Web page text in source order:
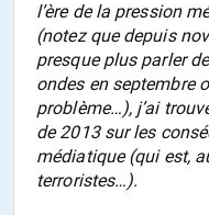
l’ère de la pression
(notez que depuis
presque plus parler
ondes en septembre
problème…), j’ai
de 2013 sur les
médiatique (qui est,
terroristes…).